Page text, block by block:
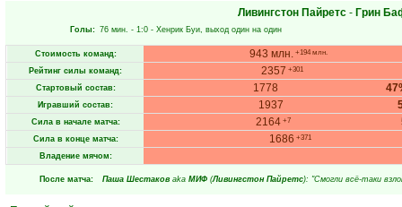
Ливингстон Пайретс- Грин
Голы: 76 мин. - 1:0 - Хенрик Буи, выход один на один
Стоимость команд: 943 млн. +194 млн.
Рейтинг силы команд: 2357 +301
Стартовый состав: 1778
Игравший состав: 1937
Сила в начале матча: 2164 +7
Сила в конце матча: 1686 +371
Владение мячом:
После матча: Паша Шестаков aka МИФ (Ливингстон Пайретс): "Смогли всё-таки